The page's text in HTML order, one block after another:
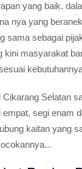
yang baik.
nya yang
sama sebagai
kini masyarakat
Selatan
segi enam
kaitan yang